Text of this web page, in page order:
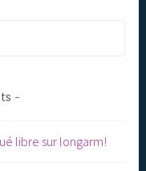
libre sur longarm!